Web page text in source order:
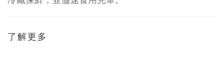
了解更多